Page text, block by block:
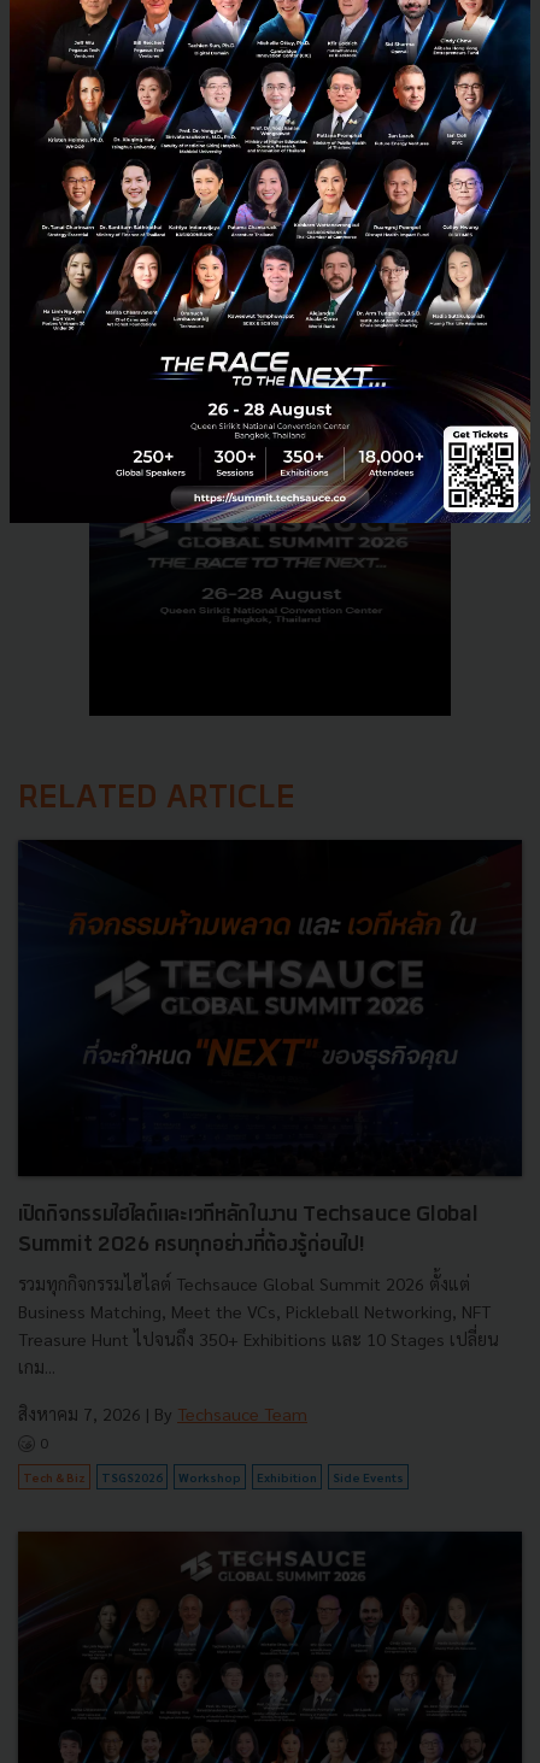
เที่ยวให้เกิดความยั่งยืน
Tech & Biz GrabCar GrabBajay
No comment
RELATED ARTICLE
เปิดกิจกรรมไฮไลต์และเวทีหลักในงาน Techsauce Global
Summit 2026 ครบทุกอย่างที่ต้องรู้ก่อนไป!
รวมทุกกิจกรรมไฮไลต์ Techsauce Global Summit 2026 ตั้งแต่
Business Matching, Meet the VCs, Pickleball Networking, NFT
Treasure Hunt ไปจนถึง 350+ Exhibitions และ 10 Stages เปลี่ยน
เกม...
สิงหาคม 7, 2026 | By Techsauce Team
0
Tech & Biz TSGS2026 Workshop Exhibition Side Events